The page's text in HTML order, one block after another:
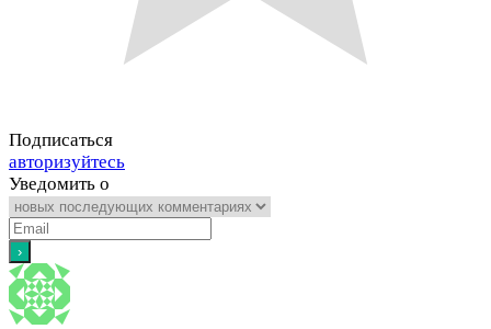
Подписаться
авторизуйтесь
Уведомить о